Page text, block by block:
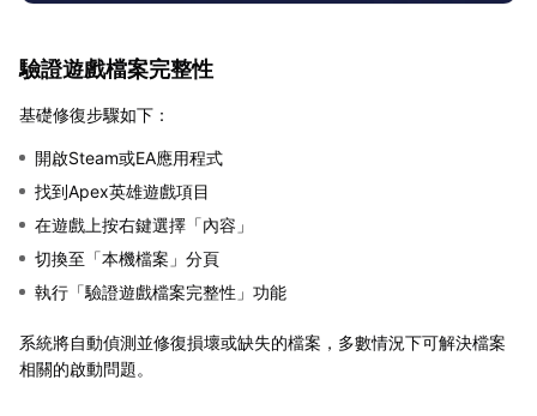
驗證遊戲檔案完整性
基礎修復步驟如下：
開啟Steam或EA應用程式
找到Apex英雄遊戲項目
在遊戲上按右鍵選擇「內容」
切換至「本機檔案」分頁
執行「驗證遊戲檔案完整性」功能
系統將自動偵測並修復損壞或缺失的檔案，多數情況下可解決檔案
相關的啟動問題。